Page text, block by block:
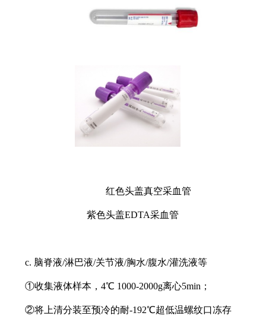
红色头盖真空采血管
紫色头盖EDTA采血管
c. 脑脊液/淋巴液/关节液/胸水/腹水/灌洗液等
①收集液体样本，4℃ 1000-2000g离心5min；
②将上清分装至预冷的耐-192℃超低温螺纹口冻存